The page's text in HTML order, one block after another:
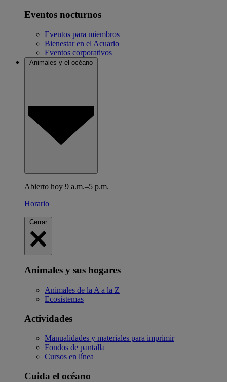
Eventos nocturnos
Eventos para miembros
Bienestar en el Acuario
Eventos corporativos
Animales y el océano
Abierto hoy 9 a.m.–5 p.m.
Horario
Cerrar
Animales y sus hogares
Animales de la A a la Z
Ecosistemas
Actividades
Manualidades y materiales para imprimir
Fondos de pantalla
Cursos en línea
Cuida el océano